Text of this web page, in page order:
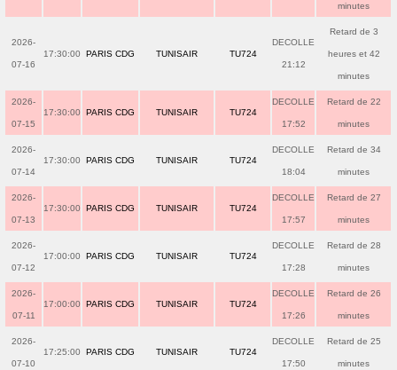
minutes
2026-
07-16
17:30:00 PARIS CDG TUNISAIR TU724
DECOLLE
21:12
Retard de 3
heures et 42
minutes
2026-
07-15
17:30:00 PARIS CDG TUNISAIR TU724
DECOLLE
17:52
Retard de 22
minutes
2026-
07-14
17:30:00 PARIS CDG TUNISAIR TU724
DECOLLE
18:04
Retard de 34
minutes
2026-
07-13
17:30:00 PARIS CDG TUNISAIR TU724
DECOLLE
17:57
Retard de 27
minutes
2026-
07-12
17:00:00 PARIS CDG TUNISAIR TU724
DECOLLE
17:28
Retard de 28
minutes
2026-
07-11
17:00:00 PARIS CDG TUNISAIR TU724
DECOLLE
17:26
Retard de 26
minutes
2026-
07-10
17:25:00 PARIS CDG TUNISAIR TU724
DECOLLE
17:50
Retard de 25
minutes